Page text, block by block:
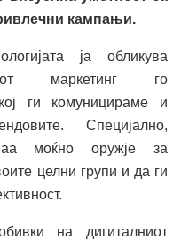
кампањи.
ја обликува
маркетинг го
ги комуницираме и
Специјално,
моќно оружје за
целни групи и да ги
на дигиталниот